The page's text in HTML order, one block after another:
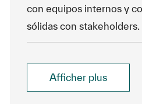
con equipos internos y
sólidas con stakeholders.
Afficher plus